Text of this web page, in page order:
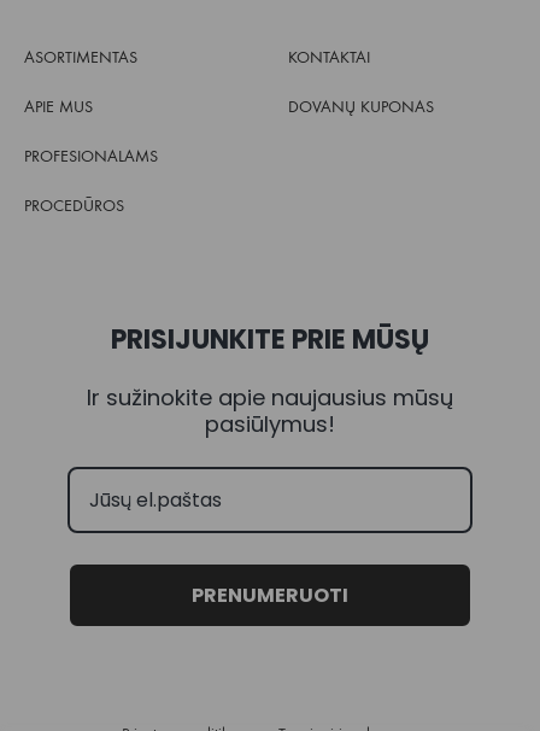
ASORTIMENTAS
APIE MUS
PROFESIONALAMS
PROCEDŪROS
KONTAKTAI
DOVANŲ KUPONAS
PRISIJUNKITE PRIE MŪSŲ
Ir sužinokite apie naujausius mūsų
pasiūlymus!
PRENUMERUOTI